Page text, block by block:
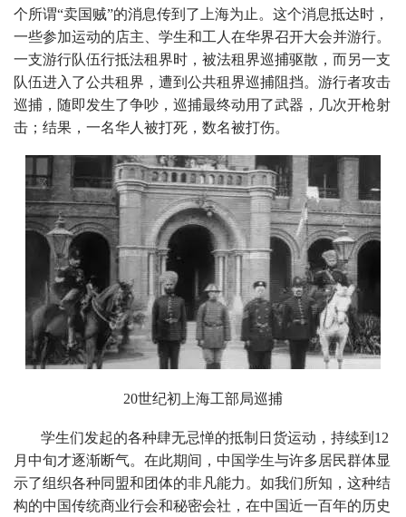
个所谓“卖国贼”的消息传到了上海为止。这个消息抵达时，
一些参加运动的店主、学生和工人在华界召开大会并游行。
一支游行队伍行抵法租界时，被法租界巡捕驱散，而另一支
队伍进入了公共租界，遭到公共租界巡捕阻挡。游行者攻击
巡捕，随即发生了争吵，巡捕最终动用了武器，几次开枪射
击；结果，一名华人被打死，数名被打伤。
20世纪初上海工部局巡捕
学生们发起的各种肆无忌惮的抵制日货运动，持续到12
月中旬才逐渐断气。在此期间，中国学生与许多居民群体显
示了组织各种同盟和团体的非凡能力。如我们所知，这种结
构的中国传统商业行会和秘密会社，在中国近一百年的历史